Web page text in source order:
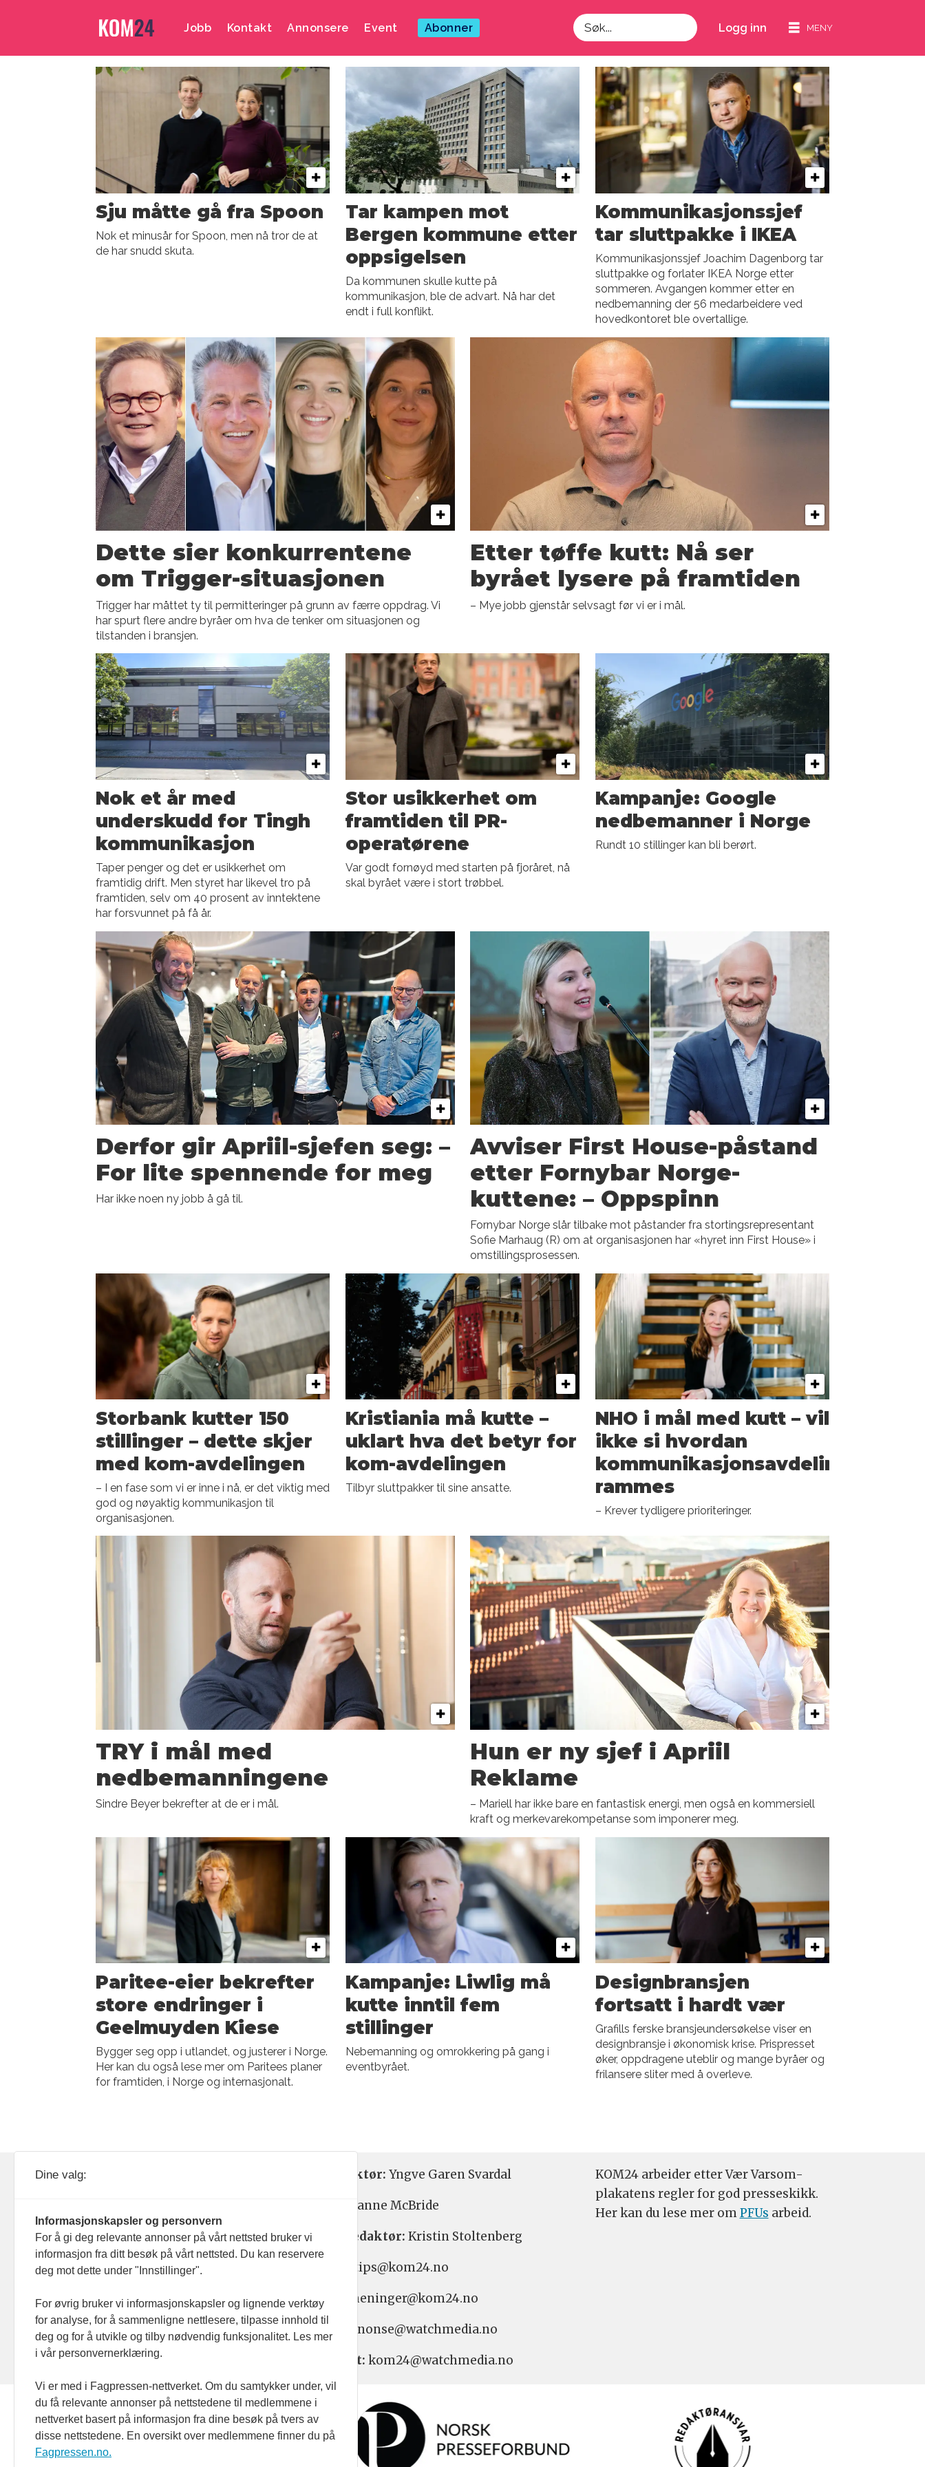
Jobb Kontakt Annonsere Event Abonner
Søk
Logg inn
Emne:
nedbemanning
Sju måtte gå fra Spoon
Nok et minusår for Spoon, men nå tror de at
de har snudd skuta.
Tar kampen mot
Bergen kommune etter
oppsigelsen
Da kommunen skulle kutte på
kommunikasjon, ble de advart. Nå har det
endt i full konflikt.
Kommunikasjonssjef
tar sluttpakke i IKEA
Kommunikasjonssjef Joachim Dagenborg tar
sluttpakke og forlater IKEA Norge etter
sommeren. Avgangen kommer etter en
nedbemanning der 56 medarbeidere ved
hovedkontoret ble overtallige.
Dette sier konkurrentene
om Trigger-situasjonen
Trigger har måttet ty til permitteringer på grunn av færre oppdrag. Vi
har spurt flere andre byråer om hva de tenker om situasjonen og
tilstanden i bransjen.
Etter tøffe kutt: Nå ser
byrået lysere på framtiden
– Mye jobb gjenstår selvsagt før vi er i mål.
Nok et år med
underskudd for Tingh
kommunikasjon
Taper penger og det er usikkerhet om
framtidig drift. Men styret har likevel tro på
framtiden, selv om 40 prosent av inntektene
har forsvunnet på få år.
Stor usikkerhet om
framtiden til PR-
operatørene
Var godt fornøyd med starten på fjoråret, nå
skal byrået være i stort trøbbel.
Kampanje: Google
nedbemanner i Norge
Rundt 10 stillinger kan bli berørt.
Derfor gir Apriil-sjefen seg: –
For lite spennende for meg
Har ikke noen ny jobb å gå til.
Avviser First House-påstand
etter Fornybar Norge-
kuttene: – Oppspinn
Fornybar Norge slår tilbake mot påstander fra stortingsrepresentant
Sofie Marhaug (R) om at organisasjonen har «hyret inn First House» i
omstillingsprosessen.
Storbank kutter 150
stillinger – dette skjer
med kom-avdelingen
– I en fase som vi er inne i nå, er det viktig med
god og nøyaktig kommunikasjon til
organisasjonen.
Kristiania må kutte –
uklart hva det betyr for
kom-avdelingen
Tilbyr sluttpakker til sine ansatte.
NHO i mål med kutt – vil
ikke si hvordan
kommunikasjonsavdelingen
rammes
– Krever tydligere prioriteringer.
TRY i mål med
nedbemanningene
Sindre Beyer bekrefter at de er i mål.
Hun er ny sjef i Apriil
Reklame
– Mariell har ikke bare en fantastisk energi, men også en kommersiell
kraft og merkevarekompetanse som imponerer meg.
Paritee-eier bekrefter
store endringer i
Geelmuyden Kiese
Bygger seg opp i utlandet, og justerer i Norge.
Her kan du også lese mer om Paritees planer
for framtiden, i Norge og internasjonalt.
Kampanje: Liwlig må
kutte inntil fem
stillinger
Nebemanning og omrokkering på gang i
eventbyrået.
Designbransjen
fortsatt i hardt vær
Grafills ferske bransjeundersøkelse viser en
designbransje i økonomisk krise. Prispresset
øker, oppdragene uteblir og mange byråer og
frilansere sliter med å overleve.
093 182
Nyhetsredaktør: Yngve Garen Svardal
Hanne McBride
Ansvarlig redaktør: Kristin Stoltenberg
Nyhetstips: tips@kom24.no
Meninger: meninger@kom24.no
Annonse: annonse@watchmedia.no
Abonnement: kom24@watchmedia.no
KOM24 arbeider etter Vær Varsom-
plakatens regler for god presseskikk.
Her kan du lese mer omPFUs arbeid.
Dine valg:
Informasjonskapsler og personvern
For å gi deg relevante annonser på vårt nettsted bruker vi
informasjon fra ditt besøk på vårt nettsted. Du kan reservere
deg mot dette under "Innstillinger".
For øvrig bruker vi informasjonskapsler og lignende verktøy
for analyse, for å sammenligne nettlesere, tilpasse innhold til
deg og for å utvikle og tilby nødvendig funksjonalitet. Les mer
i vår personvernerklæring.
Vi er med i Fagpressen-nettverket. Om du samtykker under, vil
du få relevante annonser på nettstedene til medlemmene i
nettverket basert på informasjon fra dine besøk på tvers av
disse nettstedene. En oversikt over medlemmene finner du på
Fagpressen.no.